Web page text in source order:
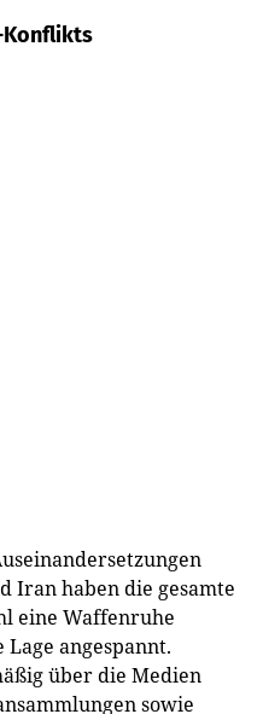
Konflikts
Iran haben die gesamte
eine Waffenruhe
angespannt.
über die Medien
sowie